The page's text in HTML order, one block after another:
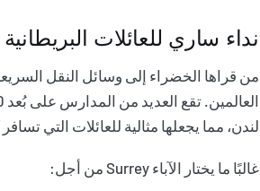
نداء ساري للعائلات البريطانية
من قراها الخضراء إلى وسائل النقل
لندن، مما يجعلها مثالية للعائلات التي
غالبًا ما يختار الآباء Surrey من أجل: